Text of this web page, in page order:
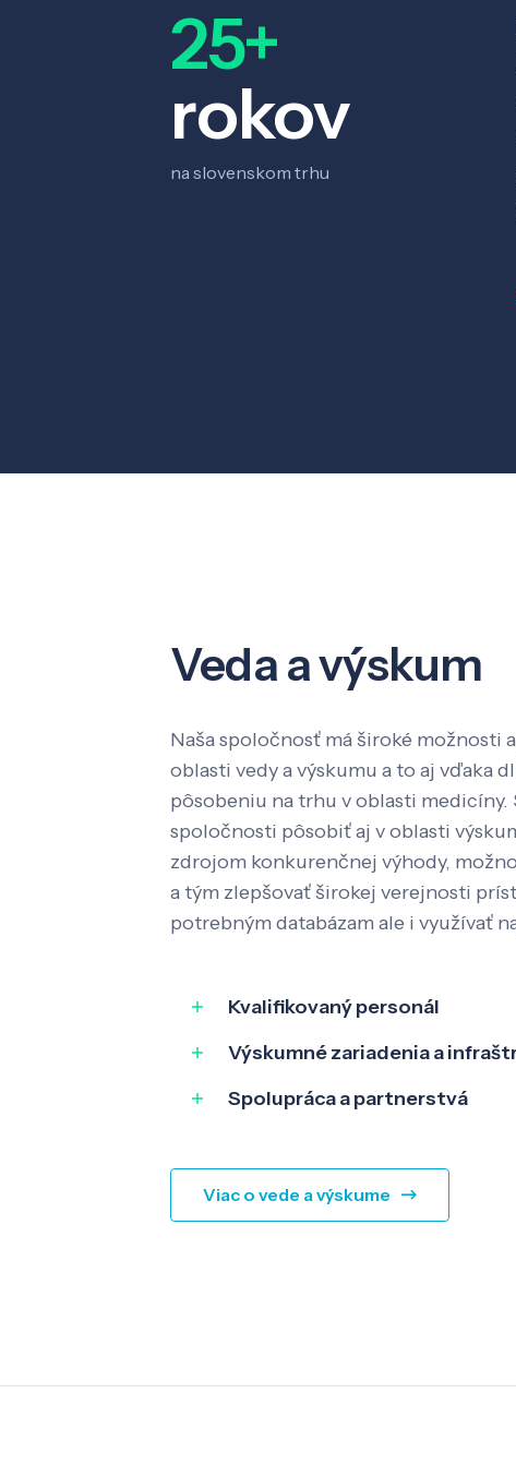
25+
rokov
na slovenskom trhu
Veda a výskum
Naša spoločnosť má široké možnosti
oblasti vedy a výskumu a to aj vďaka
pôsobeniu na trhu v oblasti medicíny.
spoločnosti pôsobiť aj v oblasti
zdrojom konkurenčnej výhody,
a tým zlepšovať širokej verejnosti
potrebným databázam ale i využívať
Kvalifikovaný personál
Výskumné zariadenia a
Spolupráca a partnerstvá
Viac o vede a výskume